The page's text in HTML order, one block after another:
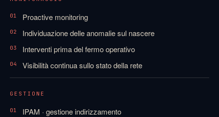
01 Proactive monitoring
02 Individuazione delle anomalie sul nascere
03 Interventi prima del fermo operativo
04 Visibilità continua sullo stato della rete
GESTIONE
01 IPAM · gestione indirizzamento